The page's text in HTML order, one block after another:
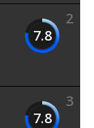
2
7.8
3
7.8